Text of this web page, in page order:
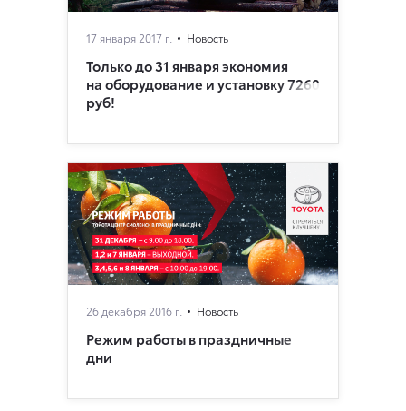
17 января 2017 г. Новость
Только до 31 января экономия
на оборудование и установку 7260
руб!
26 декабря 2016 г. Новость
Режим работы в праздничные
дни